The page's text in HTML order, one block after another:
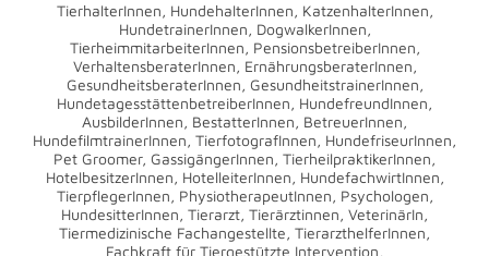
TierhalterInnen, HundehalterInnen, KatzenhalterInnen,
HundetrainerInnen, DogwalkerInnen,
TierheimmitarbeiterInnen, PensionsbetreiberInnen,
VerhaltensberaterInnen, ErnährungsberaterInnen,
GesundheitsberaterInnen, GesundheitstrainerInnen,
HundetagesstättenbetreiberInnen, HundefreundInnen,
AusbilderInnen, BestatterInnen, BetreuerInnen,
HundefilmtrainerInnen, TierfotografInnen, HundefriseurInnen,
Pet Groomer, GassigängerInnen, TierheilpraktikerInnen,
HotelbesitzerInnen, HotelleiterInnen, HundefachwirtInnen,
TierpflegerInnen, PhysiotherapeutInnen, Psychologen,
HundesitterInnen, Tierarzt, Tierärztinnen, VeterinärIn,
Tiermedizinische Fachangestellte, TierarzthelferInnen,
Fachkraft für Tiergestützte Intervention,